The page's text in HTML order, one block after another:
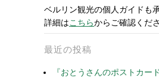
ベルリン観光の個人ガイドも
詳細はこちらからご確認くださ
最近の投稿
『おとうさんのポストカー